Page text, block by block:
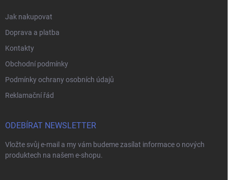
Jak nakupovat
Doprava a platba
Kontakty
Obchodní podmínky
Podmínky ochrany osobních údajů
Reklamační řád
ODEBÍRAT NEWSLETTER
Vložte svůj e-mail a my vám budeme zasílat informace o nových
produktech na našem e-shopu.